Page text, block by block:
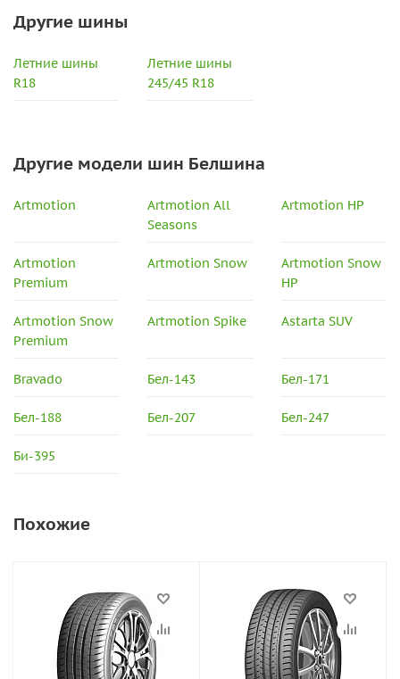
Другие шины
Летние шины
R18
Летние шины
245/45 R18
Другие модели шин Белшина
Artmotion
Artmotion All
Seasons
Artmotion HP
Artmotion
Premium
Artmotion Snow
Artmotion Snow
HP
Artmotion Snow
Premium
Artmotion Spike Astarta SUV
Bravado Бел-143 Бел-171
Бел-188 Бел-207 Бел-247
Би-395
Похожие